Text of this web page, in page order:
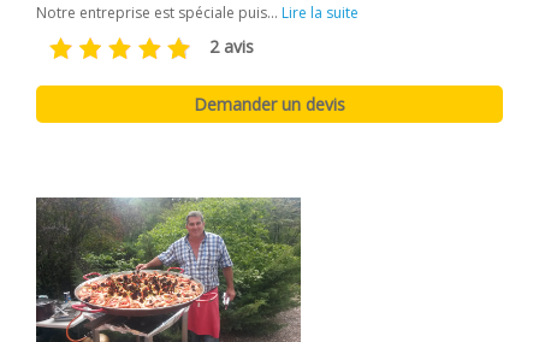
Notre entreprise est spéciale puis... Lire la suite
2 avis